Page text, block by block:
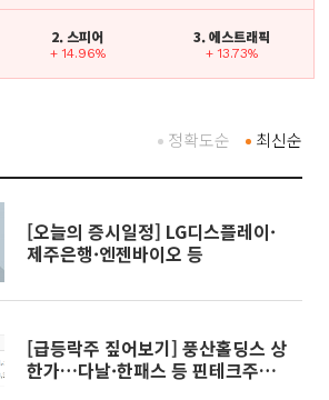
2. 스피어
+ 14.96%
3. 에스트래픽
+ 13.73%
최신순
정확도순
[오늘의 증시일정] LG디스플레이·
제주은행·엔젠바이오 등
[급등락주 짚어보기] 풍산홀딩스 상
한가…다날·한패스 등 핀테크주도